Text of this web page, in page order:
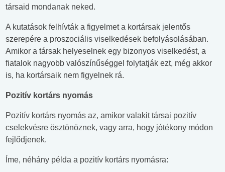
társaid mondanak neked.
A kutatások felhívták a figyelmet a kortársak jelentős
szerepére a proszociális viselkedések befolyásolásában.
Amikor a társak helyeselnek egy bizonyos viselkedést, a
fiatalok nagyobb valószínűséggel folytatják ezt, még akkor
is, ha kortársaik nem figyelnek rá.
Pozitív kortárs nyomás
Pozitív kortárs nyomás az, amikor valakit társai pozitív
cselekvésre ösztönöznek, vagy arra, hogy jótékony módon
fejlődjenek.
Íme, néhány példa a pozitív kortárs nyomásra: